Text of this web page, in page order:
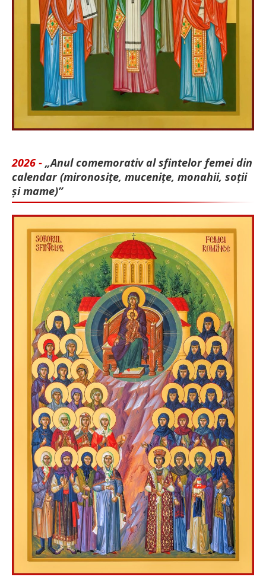
2026 - „Anul comemorativ al sfintelor femei din
calendar (mironosițe, mu­cenițe, monahii, soții
și mame)”